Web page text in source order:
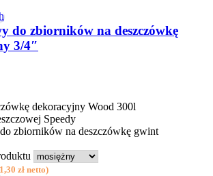
do zbiorników na deszczówkę
3/4″
dekoracyjny Wood 300l
Speedy
zbiorników na deszczówkę gwint
zł netto)